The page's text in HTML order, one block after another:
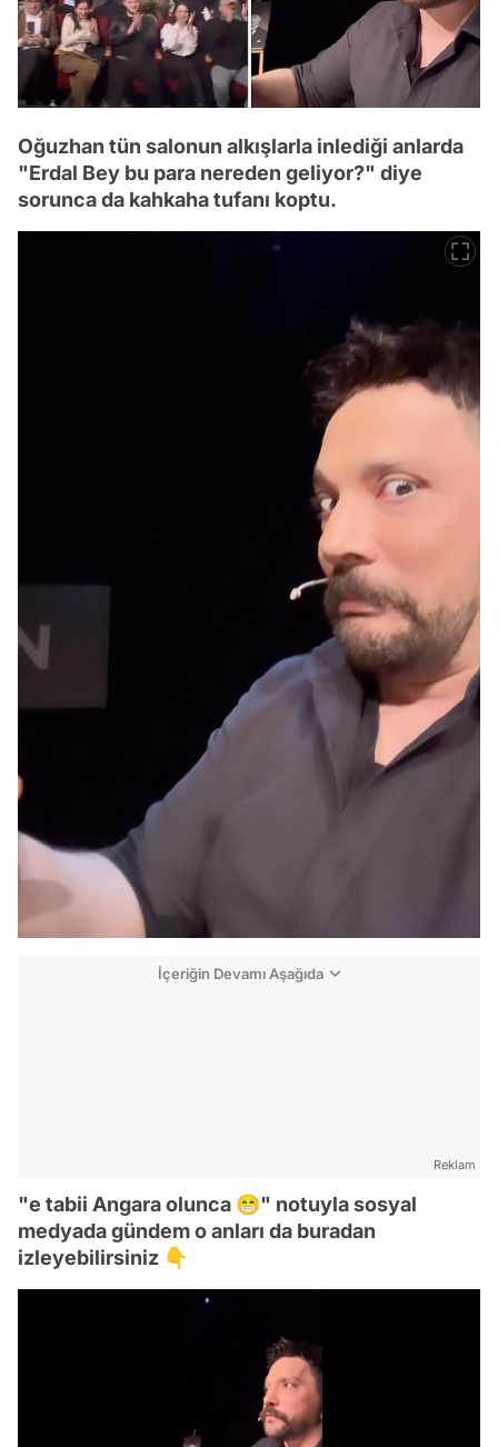
Oğuzhan tün salonun alkışlarla inlediği anlarda
"Erdal Bey bu para nereden geliyor?" diye
sorunca da kahkaha tufanı koptu.
İçeriğin Devamı Aşağıda
Reklam
"e tabii Angara olunca 😁" notuyla sosyal
medyada gündem o anları da buradan
izleyebilirsiniz 👇